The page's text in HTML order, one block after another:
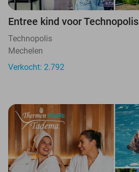
Entree kind voor Technopolis
Technopolis
Mechelen
Verkocht: 2.792